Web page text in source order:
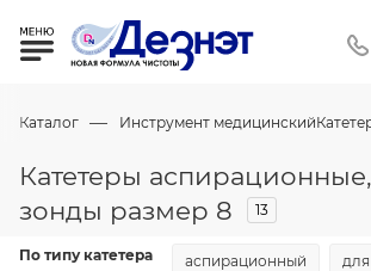
Каталог — Инструмент медицинский
Катетеры
зонды размер 8
13
По типу катетера аспирационный